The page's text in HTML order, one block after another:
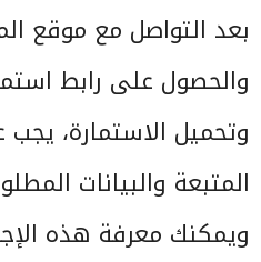
بعد التواصل مع موقع
والحصول على رابط
وتحميل الاستمارة، يجب
المتبعة والبيانات
ويمكنك معرفة هذه